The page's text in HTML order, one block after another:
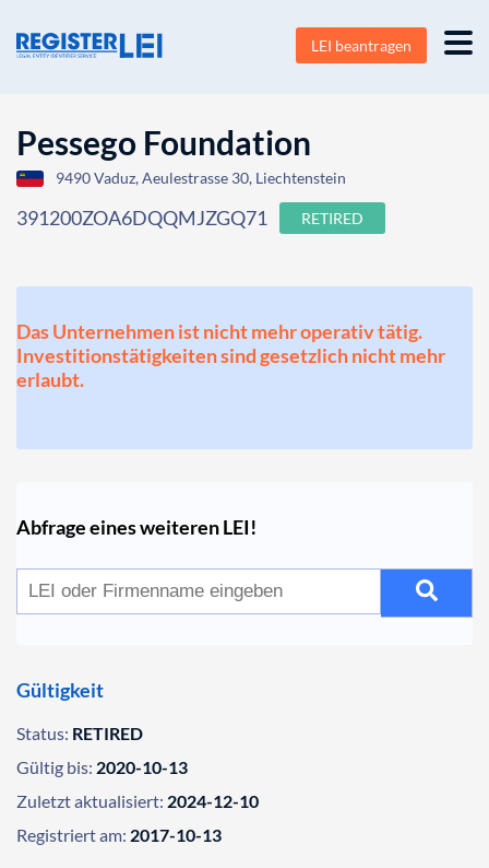
LEI beantragen
Pessego Foundation
9490 Vaduz, Aeulestrasse 30, Liechtenstein
391200ZOA6DQQMJZGQ71 RETIRED
Das Unternehmen ist nicht mehr operativ tätig.
Investitionstätigkeiten sind gesetzlich nicht mehr
erlaubt.
Abfrage eines weiteren LEI!
Gültigkeit
Status: RETIRED
Gültig bis: 2020-10-13
Zuletzt aktualisiert: 2024-12-10
Registriert am: 2017-10-13